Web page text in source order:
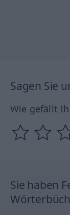
Sagen Sie
Wie gefällt
Sie haben